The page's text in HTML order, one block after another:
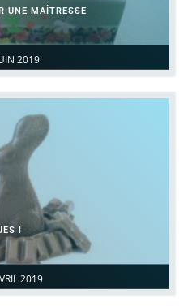
2019
UNE MAÎTRESSE
2019
!